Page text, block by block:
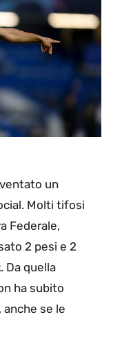
un
Molti tifosi
Federale,
2 pesi e 2
. Da quella
ha subito
se le